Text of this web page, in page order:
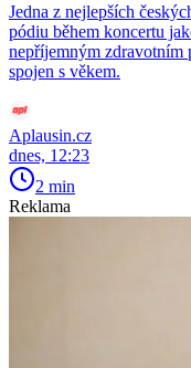
Jedna z nejlepších
pódiu během koncertu
nepříjemným zdravotním
spojen s věkem.
Aplausin.cz
dnes, 12:23
2 min
Reklama